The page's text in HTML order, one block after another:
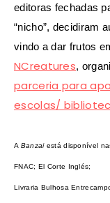
editoras fechadas
“nicho”, decidiram
vindo a dar frutos
NCreatures,
parceria para
escolas/
A Banzai está disponível
FNAC; El Corte Inglés;
Livraria Bulhosa